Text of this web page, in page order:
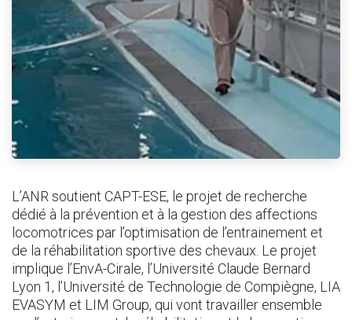
L’ANR soutient CAPT-ESE, le projet de recherche
dédié à la prévention et à la gestion des affections
locomotrices par l’optimisation de l’entrainement et
de la réhabilitation sportive des chevaux. Le projet
implique l’EnvA-Cirale, l’Université Claude Bernard
Lyon 1, l’Université de Technologie de Compiègne, LIA
EVASYM et LIM Group, qui vont travailler ensemble